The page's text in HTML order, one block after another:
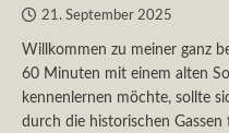
21. September 2025
Willkommen zu meiner ganz
60 Minuten mit einem alten
kennenlernen möchte, sollte
durch die historischen